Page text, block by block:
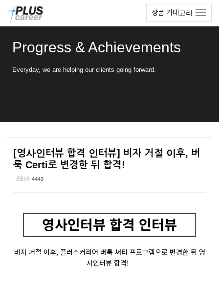
상품 카테고리
Progress & Achievements
Everyday, we are helping our clients going forward.
[영사인터뷰 합격 인터뷰] 비자 거절 이후, 버
룩 Certi로 변경한 뒤 합격!
조회 수 4443
영사인터뷰 합격 인터뷰
비자 거절 이후, 플러스커리어 버룩 써티 프로그램으로 변경한 뒤 영
사인터뷰 합격!